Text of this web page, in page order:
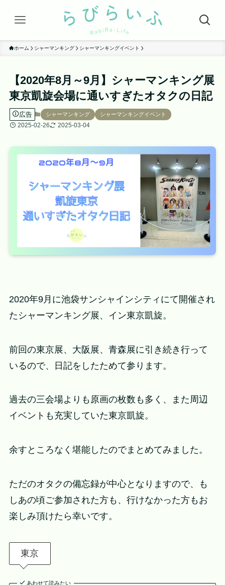
ホーム シャーマンキング シャーマンキングイベント
【2020年8月～9月】シャーマンキング展
東京凱旋会場に通いすぎたオタクの日記
広告 シャーマンキング シャーマンキングイベント
2025-02-26 2025-03-04
2020年9月に池袋サンシャインシティにて開催され
たシャーマンキング展、イン東京凱旋。
前回の東京展、大阪展、青森展に引き続き行って
いるので、日記をしたためて参ります。
過去の三会場よりも原画の枚数も多く、また周辺
イベントも充実していた東京凱旋。
余すところなく堪能したのでまとめてみました。
ただのオタクの備忘録が中心となりますので、も
しあの頃ご参加された方も、行けなかった方もお
楽しみ頂けたら幸いです。
東京
あわせて読みたい